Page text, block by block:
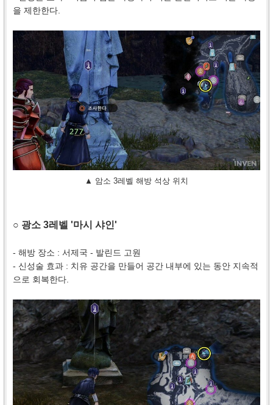
을 제한한다.
▲ 암소 3레벨 해방 석상 위치
○ 광소 3레벨 '마시 샤인'
- 해방 장소 : 서제국 - 발린드 고원
- 신성술 효과 : 치유 공간을 만들어 공간 내부에 있는 동안 지속적
으로 회복한다.